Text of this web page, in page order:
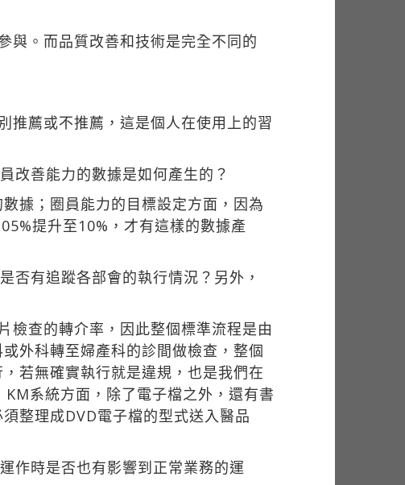
與。而品質改善和技術是完全不同的
推薦或不推薦，這是個人在使用上的習
改善能力的數據是如何產生的？
據；圈員能力的目標設定方面，因為
提升至10%，才有這樣的數據產
否有追蹤各部會的執行情況？另外，
檢查的轉介率，因此整個標準流程是由
外科轉至婦產科的診間做檢查，整個
若無確實執行就是違規，也是我們在
系統方面，除了電子檔之外，還有書
整理成DVD電子檔的型式送入醫品
作時是否也有影響到正常業務的運